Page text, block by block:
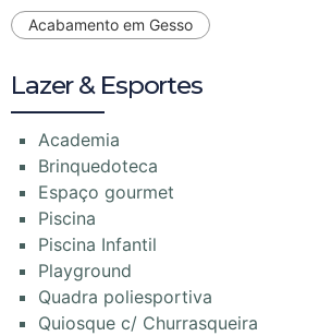
Acabamento em Gesso
Lazer & Esportes
Academia
Brinquedoteca
Espaço gourmet
Piscina
Piscina Infantil
Playground
Quadra poliesportiva
Quiosque c/ Churrasqueira